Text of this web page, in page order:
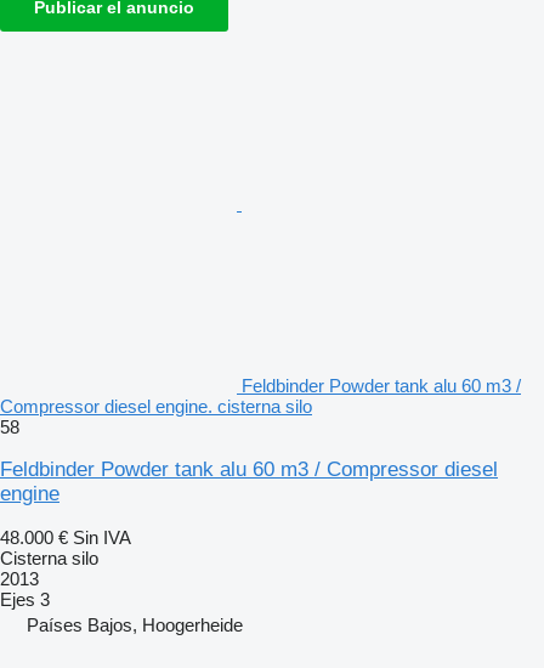
Publicar el anuncio
Feldbinder Powder tank alu 60 m3 /
Compressor diesel engine. cisterna silo
58
Feldbinder Powder tank alu 60 m3 / Compressor diesel
engine
48.000 € Sin IVA
Cisterna silo
2013
Ejes 3
Países Bajos, Hoogerheide